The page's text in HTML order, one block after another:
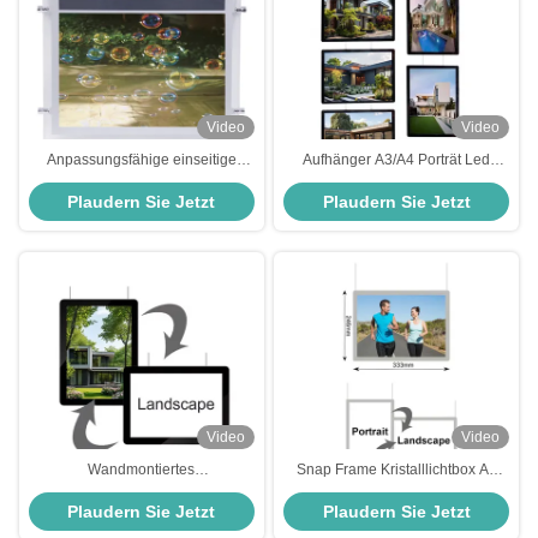
Video
Anpassungsfähige einseitige
Kristallleuchte DC12V DC24V
LED-Lichtstreifen
Plaudern Sie Jetzt
Video
Aufhänger A3/A4 Porträt Led
Kristallrahmen Akryl Kristall
Lichtbox
Plaudern Sie Jetzt
Video
Wandmontiertes
Fensterbildschirm Led-
Beleuchtung Bilderrahmen
Rechteckige Kristallleuchte
Plaudern Sie Jetzt
Video
Snap Frame Kristalllichtbox A4
Größe Kristallfenster Anzeige
Hängende Lichtbox
Plaudern Sie Jetzt